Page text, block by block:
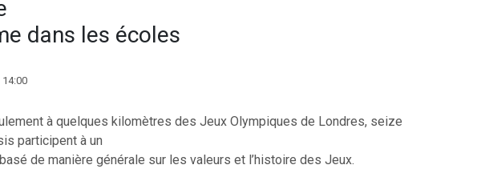
dans les écoles
à quelques kilomètres des Jeux Olympiques de Londres, seize
participent à un
de manière générale sur les valeurs et l’histoire des Jeux.